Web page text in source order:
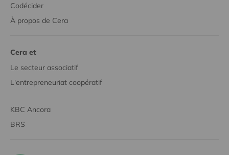
Codécider
À propos de Cera
Cera et
Le secteur associatif
L'entrepreneuriat coopératif
KBC Ancora
BRS